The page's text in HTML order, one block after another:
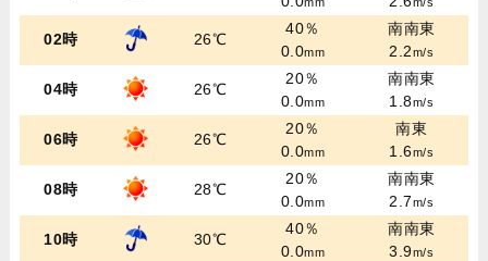
02時 26℃
40％
0.0mm
南南東
2.2m/s
04時 26℃
20％
0.0mm
南南東
1.8m/s
06時 26℃
20％
0.0mm
南東
1.6m/s
08時 28℃
20％
0.0mm
南南東
2.7m/s
10時 30℃
40％
0.0mm
南南東
3.9m/s